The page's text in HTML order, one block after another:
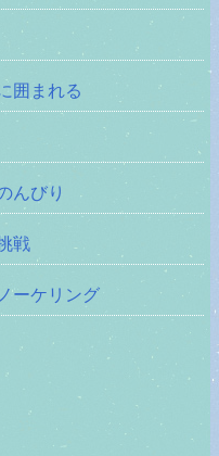
囲まれる
んびり
戦
ーケリング